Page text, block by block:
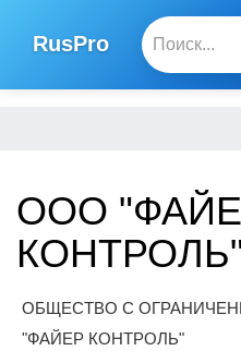
RusPro
ООО
ОБЩЕСТВО С
"ФАЙЕР КОНТРОЛЬ"